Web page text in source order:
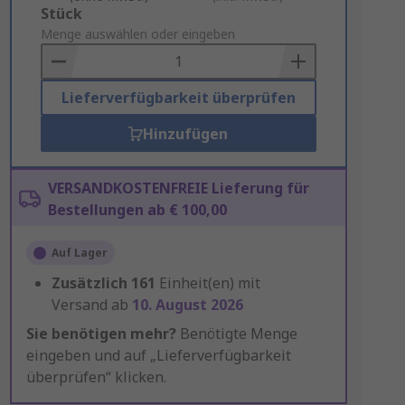
Add
to
Basket
Stück
Menge auswählen oder eingeben
Lieferverfügbarkeit überprüfen
Hinzufügen
VERSANDKOSTENFREIE Lieferung für
Bestellungen ab € 100,00
Auf Lager
Zusätzlich 161 Einheit(en) mit
Versand ab 10. August 2026
Sie benötigen mehr? Benötigte Menge
eingeben und auf „Lieferverfügbarkeit
überprüfen“ klicken.